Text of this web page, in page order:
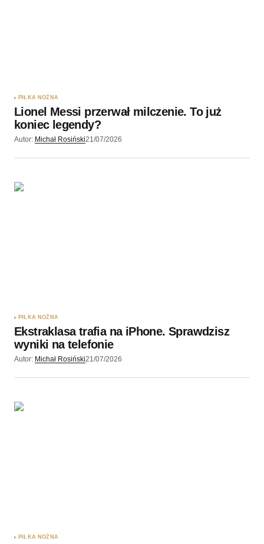
PIŁKA NOŻNA
Lionel Messi przerwał milczenie. To już
koniec legendy?
Autor: Michał Rosiński21/07/2026
PIŁKA NOŻNA
Ekstraklasa trafia na iPhone. Sprawdzisz
wyniki na telefonie
Autor: Michał Rosiński21/07/2026
PIŁKA NOŻNA